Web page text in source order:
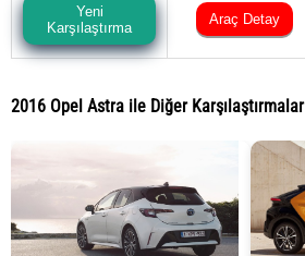
Yeni
Karşılaştırma
Araç Detay
2016 Opel Astra ile Diğer Karşılaştırmalar